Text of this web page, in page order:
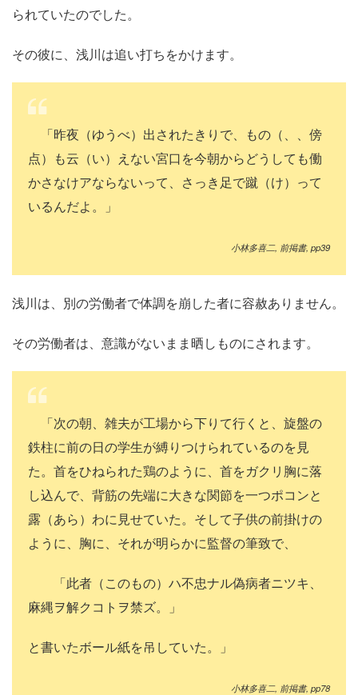
られていたのでした。
その彼に、浅川は追い打ちをかけます。
「昨夜（ゆうべ）出されたきりで、もの（、、傍
点）も云（い）えない宮口を今朝からどうしても働
かさなけアならないって、さっき足で蹴（け）って
いるんだよ。」
小林多喜二, 前掲書, pp39
浅川は、別の労働者で体調を崩した者に容赦ありません。
その労働者は、意識がないまま晒しものにされます。
「次の朝、雑夫が工場から下りて行くと、旋盤の
鉄柱に前の日の学生が縛りつけられているのを見
た。首をひねられた鶏のように、首をガクリ胸に落
し込んで、背筋の先端に大きな関節を一つポコンと
露（あら）わに見せていた。そして子供の前掛けの
ように、胸に、それが明らかに監督の筆致で、
「此者（このもの）ハ不忠ナル偽病者ニツキ、
麻縄ヲ解クコトヲ禁ズ。」
と書いたボール紙を吊していた。」
小林多喜二, 前掲書, pp78